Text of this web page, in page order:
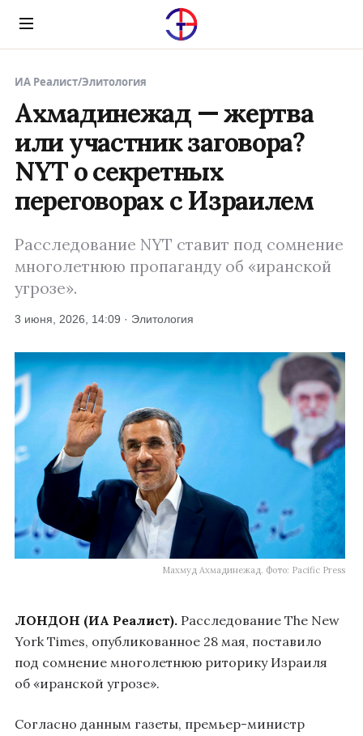
Menu
ИА Реалист/Элитология
Ахмадинежад — жертва
или участник заговора?
NYT о секретных
переговорах с Израилем
Расследование NYT ставит под сомнение
многолетнюю пропаганду об «иранской
угрозе».
3 июня, 2026, 14:09 · Элитология
Махмуд Ахмадинежад. Фото: Pacific Press
ЛОНДОН (ИА Реалист). Расследование The New
York Times, опубликованное 28 мая, поставило
под сомнение многолетнюю риторику Израиля
об «иранской угрозе».
Согласно данным газеты, премьер-министр